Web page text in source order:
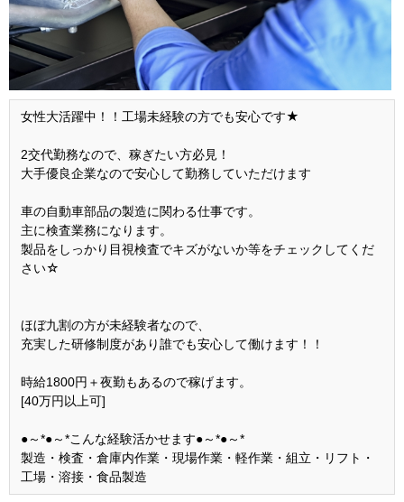
女性大活躍中！！工場未経験の方でも安心です★
2交代勤務なので、稼ぎたい方必見！
大手優良企業なので安心して勤務していただけます
車の自動車部品の製造に関わる仕事です。
主に検査業務になります。
製品をしっかり目視検査でキズがないか等をチェックしてくだ
さい☆
ほぼ九割の方が未経験者なので、
充実した研修制度があり誰でも安心して働けます！！
時給1800円＋夜勤もあるので稼げます。
[40万円以上可]
●～*●～*こんな経験活かせます●～*●～*
製造・検査・倉庫内作業・現場作業・軽作業・組立・リフト・
工場・溶接・食品製造